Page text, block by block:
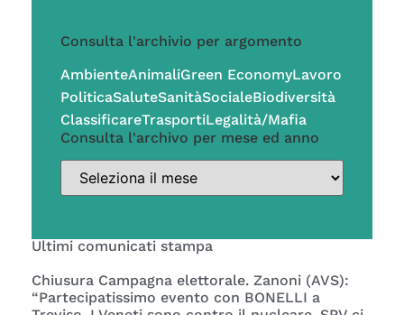
Consulta l'archivio per argomento
AmbienteAnimaliGreen EconomyLavoro
PoliticaSaluteSanitàSocialeBiodiversità
ClassificareTrasportiLegalità/Mafia
Consulta l'archivo per mese ed anno
Ultimi comunicati stampa
Chiusura Campagna elettorale. Zanoni (AVS):
“Partecipatissimo evento con BONELLI a